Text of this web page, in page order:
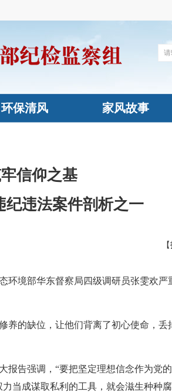
环保清风 家风故事
信仰之基
违法案件剖析之一
【
境部华东督察局四级调研员张雯欢严
的缺位，让他们背离了初心使命，丢
告强调，“要把坚定理想信念作为党
当成谋取私利的工具，就会滋生种种